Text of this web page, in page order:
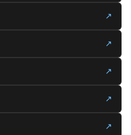
↗
↗
↗
↗
↗